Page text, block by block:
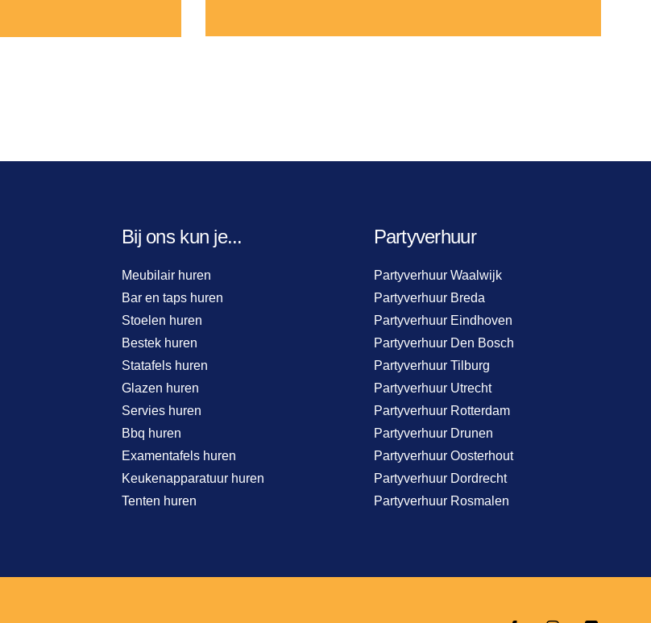
Bij ons kun je...
Meubilair huren
Bar en taps huren
Stoelen huren
Bestek huren
Statafels huren
Glazen huren
Servies huren
Bbq huren
Examentafels huren
Keukenapparatuur huren
Tenten huren
Partyverhuur
Partyverhuur Waalwijk
Partyverhuur Breda
Partyverhuur Eindhoven
Partyverhuur Den Bosch
Partyverhuur Tilburg
Partyverhuur Utrecht
Partyverhuur Rotterdam
Partyverhuur Drunen
Partyverhuur Oosterhout
Partyverhuur Dordrecht
Partyverhuur Rosmalen